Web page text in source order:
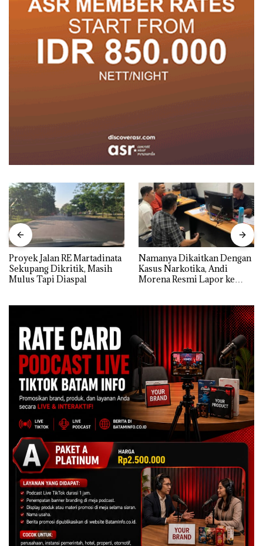
Proyek Jalan RE Martadinata
Sekupang Dikritik, Masih
Mulus Tapi Diaspal
Namanya Dikaitkan Dengan
Kasus Narkotika, Andi
Morena Resmi Lapor ke